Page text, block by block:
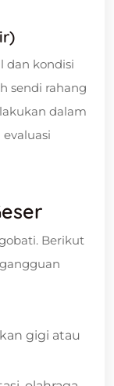
dan kondisi
sendi rahang
dalam
Berikut
gigi atau